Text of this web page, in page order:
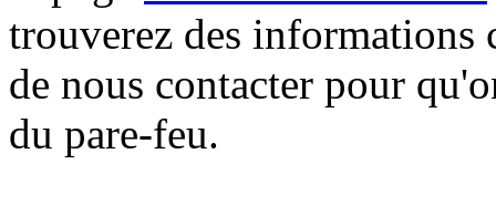
trouverez des informations
de nous contacter pour
du pare-feu.